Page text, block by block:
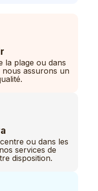
la plage ou dans
nous assurons un
ou dans les
services de
disposition.